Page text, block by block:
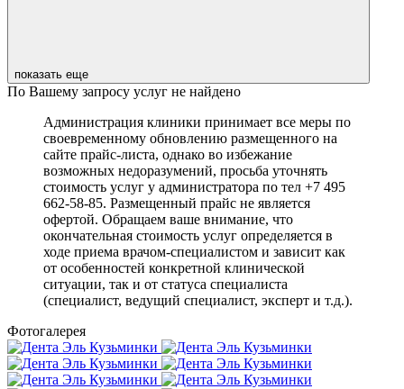
показать еще
По Вашему запросу услуг не найдено
Администрация клиники принимает все меры по
своевременному обновлению размещенного на
сайте прайс-листа, однако во избежание
возможных недоразумений, просьба уточнять
стоимость услуг у администратора по тел +7 495
662-58-85. Размещенный прайс не является
офертой. Обращаем ваше внимание, что
окончательная стоимость услуг определяется в
ходе приема врачом-специалистом и зависит как
от особенностей конкретной клинической
ситуации, так и от статуса специалиста
(специалист, ведущий специалист, эксперт и т.д.).
Фотогалерея